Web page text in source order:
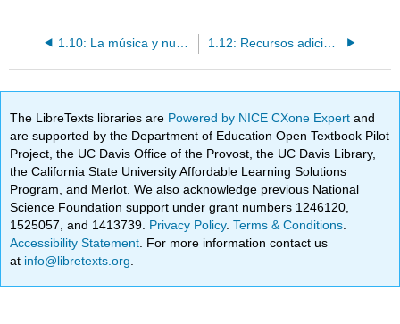
1.12: Recursos adicionales y obras citadas
The LibreTexts libraries are Powered by NICE CXone Expertand
are supported by the Department of Education Open Textbook Pilot
Project, the UC Davis Office of the Provost, the UC Davis Library,
the California State University Affordable Learning Solutions
Program, and Merlot. We also acknowledge previous National
Science Foundation support under grant numbers 1246120,
1525057, and 1413739. Privacy Policy.Terms & Conditions
Accessibility Statement . For more information contact us
at info@libretexts.org